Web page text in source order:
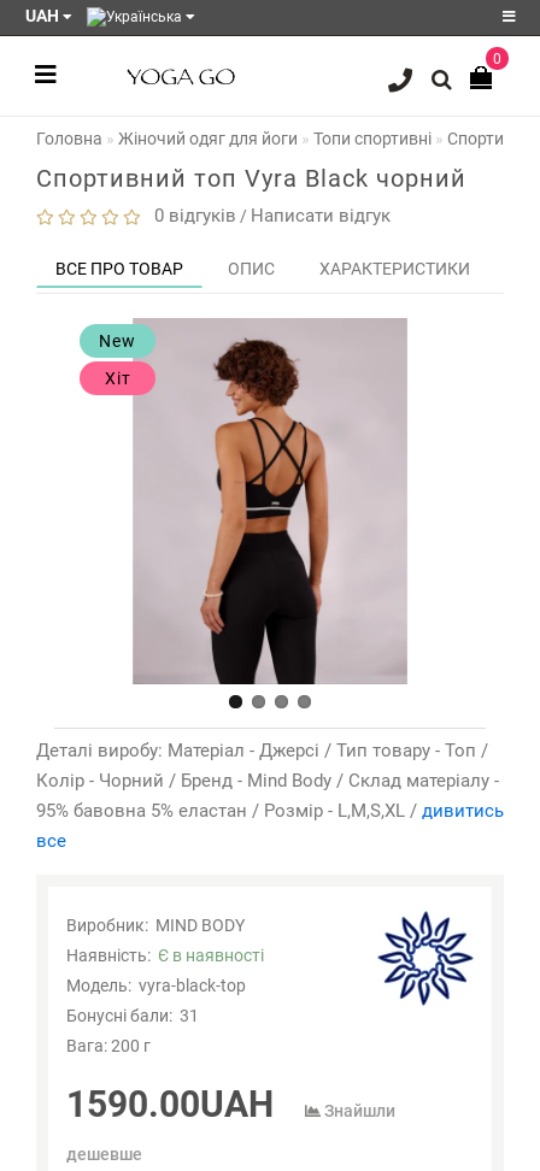
UAH
Реєстрація
Авторизація
Акції
Мої
0
Головна Жіночий одяг для йоги Топи спортивні
Спортивний топ Vyra Black чорний
0 відгуків / Написати відгук
ВСЕ ПРО ТОВАР ОПИС ХАРАКТЕРИСТИКИ
New
Хіт
Деталі виробу: Матеріал - Джерсі / Тип товару - Топ /
Колір - Чорний / Бренд - Mind Body / Склад матеріалу -
95% бавовна 5% еластан / Розмір - L,M,S,XL / дивитись
все
Виробник: MIND BODY
Наявність: Є в наявності
Модель: vyra-black-top
Бонусні бали: 31
Вага: 200 г
1590.00UAH Знайшли
дешевше